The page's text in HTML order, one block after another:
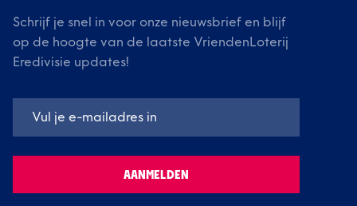
Schrijf je snel in voor onze nieuwsbrief en blijf
op de hoogte van de laatste VriendenLoterij
Eredivisie updates!
AANMELDEN